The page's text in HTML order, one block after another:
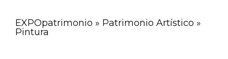
EXPOpatrimonio » Patrimonio Artístico »
Pintura